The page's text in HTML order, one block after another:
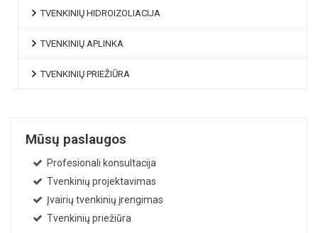
TVENKINIŲ HIDROIZOLIACIJA
TVENKINIŲ APLINKA
TVENKINIŲ PRIEŽIŪRA
Mūsų paslaugos
Profesionali konsultacija
Tvenkinių projektavimas
Įvairių tvenkinių įrengimas
Tvenkinių priežiūra